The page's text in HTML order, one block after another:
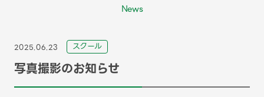
News
2025.06.23 スクール
写真撮影のお知らせ